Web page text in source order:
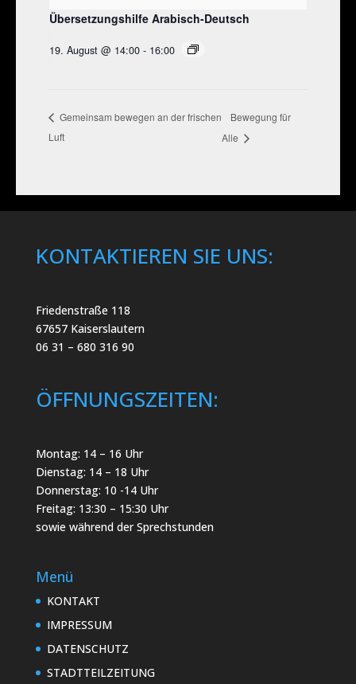
Übersetzungshilfe Arabisch-Deutsch
19. August @ 14:00 - 16:00
Gemeinsam bewegen an der frischen
Luft
Bewegung für
Alle
KONTAKTIEREN SIE UNS:
Friedenstraße 118
67657 Kaiserslautern
06 31 – 680 316 90
ÖFFNUNGSZEITEN:
Montag: 14 – 16 Uhr
Dienstag: 14 – 18 Uhr
Donnerstag: 10 -14 Uhr
Freitag: 13:30 – 15:30 Uhr
sowie während der Sprechstunden
Menü
KONTAKT
IMPRESSUM
DATENSCHUTZ
STADTTEILZEITUNG